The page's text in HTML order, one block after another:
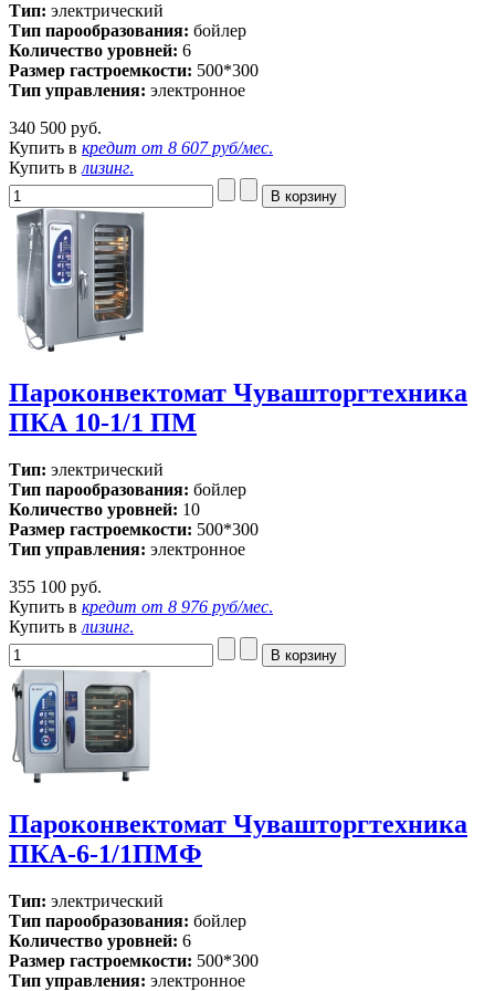
Тип: электрический
Тип парообразования: бойлер
Количество уровней: 6
Размер гастроемкости: 500*300
Тип управления: электронное
340 500 руб.
Купить в кредит от 8 607 руб/мес.
Купить в лизинг.
Пароконвектомат Чувашторгтехника
ПКА 10-1/1 ПМ
Тип: электрический
Тип парообразования: бойлер
Количество уровней: 10
Размер гастроемкости: 500*300
Тип управления: электронное
355 100 руб.
Купить в кредит от 8 976 руб/мес.
Купить в лизинг.
Пароконвектомат Чувашторгтехника
ПКА-6-1/1ПМФ
Тип: электрический
Тип парообразования: бойлер
Количество уровней: 6
Размер гастроемкости: 500*300
Тип управления: электронное